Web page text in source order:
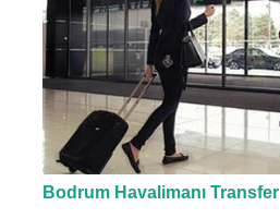
Bodrum Havalimanı Transfer